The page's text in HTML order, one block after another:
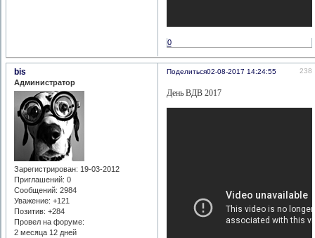
0
Поделиться 238
02-08-2017 14:24:55
bis
Администратор
Зарегистрирован: 19-03-2012
Приглашений: 0
Сообщений: 2984
Уважение: +121
Позитив: +284
Провел на форуме:
2 месяца 12 дней
День ВДВ 2017